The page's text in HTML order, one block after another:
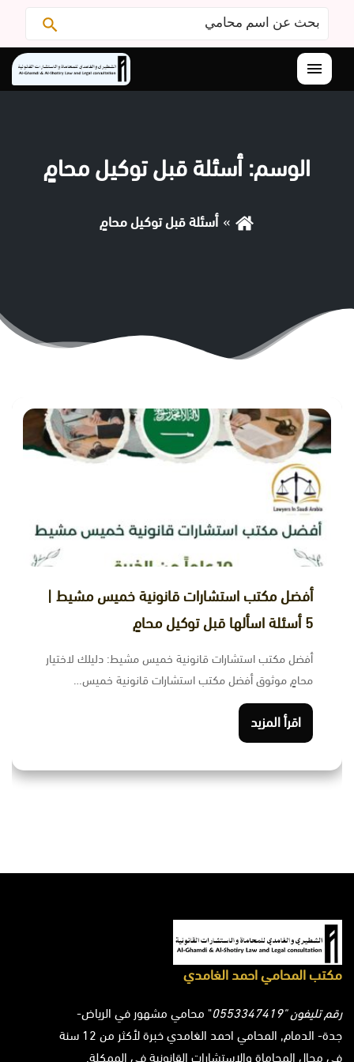
البحث
عن:
القائمة
الوسم:أسئلة قبل توكيل محامٍ
أسئلة قبل توكيل محامٍ
أفضل مكتب استشارات قانونية خميس مشيط |
5 أسئلة اسألها قبل توكيل محامٍ
أفضل مكتب استشارات قانونية خميس مشيط: دليلك لاختيار
محامٍ موثوق أفضل مكتب استشارات قانونية خميس…
اقرأ المزيد
مكتب المحامي احمد الغامدي
رقم تليفون "0553347419
" محامي مشهور في الرياض-
جدة- الدمام, المحامي احمد الغامدي خبرة لأكثر من 12 سنة
في مجال المحاماة والاستشارات القانونية في الممكلة.